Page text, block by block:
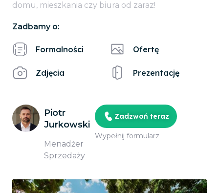
domu, mieszkania czy biura od zaraz!
Zadbamy o:
Formalności
Zdjęcia
Ofertę
Prezentację
Piotr
Jurkowski
Menadżer
Sprzedaży
Zadzwoń teraz
Wypełnij formularz